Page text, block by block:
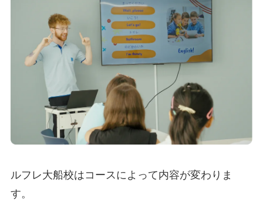
ルフレ大船校はコースによって内容が変わりま
す。